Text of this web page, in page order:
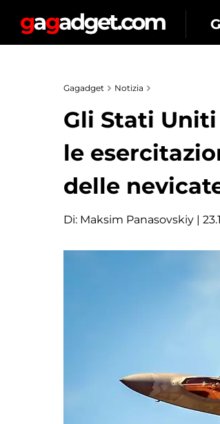
Gagadget Notizia
Gli Stati
le
delle
Di: Maksim Panasovskiy |